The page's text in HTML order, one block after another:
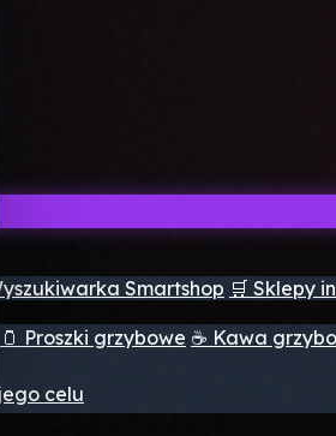
Smartshop 🛒 Sklepy
🫙 Proszki grzybowe ☕ Kawa
celu